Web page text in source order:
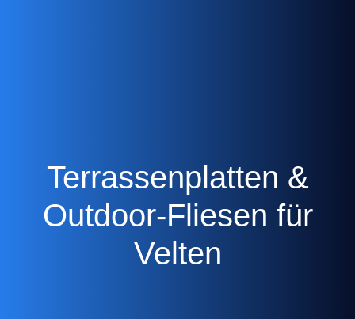
Terrassenplatten &
Outdoor-Fliesen für
Velten